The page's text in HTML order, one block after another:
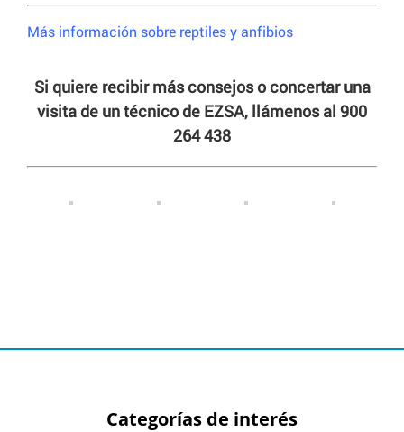
Más información sobre reptiles y anfibios
Si quiere recibir más consejos o concertar una
visita de un técnico de EZSA, llámenos al 900
264 438
Categorías de interés